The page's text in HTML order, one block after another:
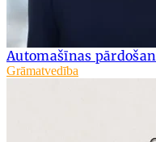
Automašīnas
Grāmatvedība